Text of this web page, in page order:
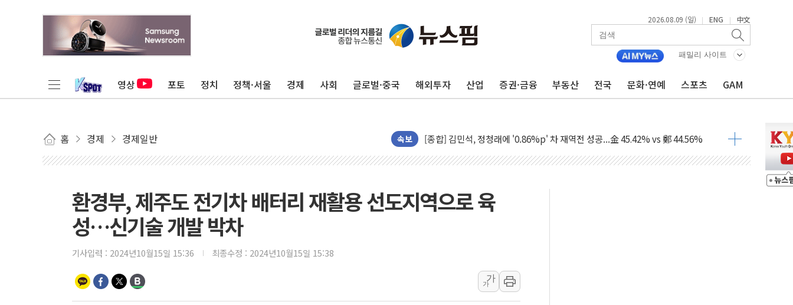
2026.08.09 (일) | ENG | 中文
패밀리 사이트
영상 포토 정치 정책·서울 경제 사회 글로벌·중국 해외투자 산업 증권·금융 부동산 전국 문화·연예 스포츠 GAM
홈 경제 경제일반 속보
포항시 재난예산 40억 긴급 투입…고수온 양식장 복구·지원 '총력'
울진·영덕 '호우특보'-포항 '산사태 주의보'...경북도, 호우 피해·통제구간 없어
인천 합동연설회 나선 송영길·정청래·김민석 당대표 후보
김민석, 2주차 제주·인천 경선서 정청래에 승리...47.75% vs 42.08%
[속보] 민주, 제주·인천 경선 결과 발표...김민석 47.75% 정청래 42.08%
[속보] 민주, 인천 경선 결과 발표...김민석 45.09% 정청래 43.27% 송영길 11.63%
강릉·동해·삼척 시간당 최대 50㎜ 폭우…강원 동해안 강한 비 이어져
폐기물 수거하다 참변…60대 환경미화원 수거차에 치여 사망
환경부, 제주도 전기차 배터리 재활용 선도지역으로 육
성…신기술 개발 박차
기사입력 : 2024년10월15일 15:36 최종수정 : 2024년10월15일 15:38
가
가